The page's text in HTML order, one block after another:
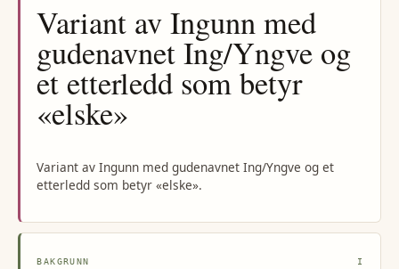
Variant av Ingunn med
gudenavnet Ing/Yngve og
et etterledd som betyr
«elske»
Variant av Ingunn med gudenavnet Ing/Yngve og et
etterledd som betyr «elske».
BAKGRUNN I